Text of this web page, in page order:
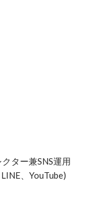
ター兼SNS運用
、YouTube)